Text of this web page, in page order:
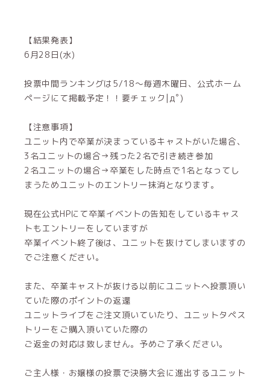
【結果発表】
6月28日(水)
投票中間ランキングは5/18～毎週木曜日、公式ホーム
ページにて掲載予定！！要チェック|дﾟ)
【注意事項】
ユニット内で卒業が決まっているキャストがいた場合、
3名ユニットの場合→残った2名で引き続き参加
2名ユニットの場合→卒業をした時点で1名となってし
まうためユニットのエントリー抹消となります。
現在公式HPにて卒業イベントの告知をしているキャス
トもエントリーをしていますが
卒業イベント終了後は、ユニットを抜けてしまいますの
でご注意ください。
また、卒業キャストが抜ける以前にユニットへ投票頂い
ていた際のポイントの返還
ユニットライブをご注文頂いていたり、ユニットタペス
トリーをご購入頂いていた際の
ご返金の対応は致しません。予めご了承ください。
ご主人様・お嬢様の投票で決勝大会に進出するユニット